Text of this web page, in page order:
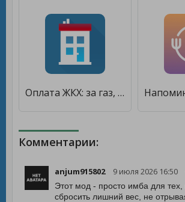
Оплата ЖКХ: за газ, свет, воду, электричество [Premium]
Комментарии:
anjum915802 9 июля 2026 16:50
Этот мод - просто имба для тех,
сбросить лишний вес, не